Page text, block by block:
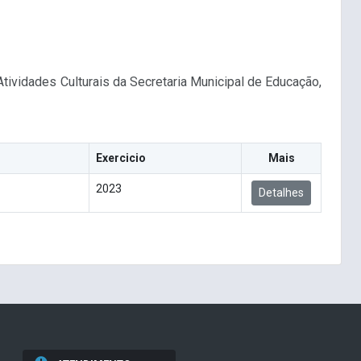
Culturais da Secretaria Municipal de Educação,
Exercicio Mais
2023 Detalhes